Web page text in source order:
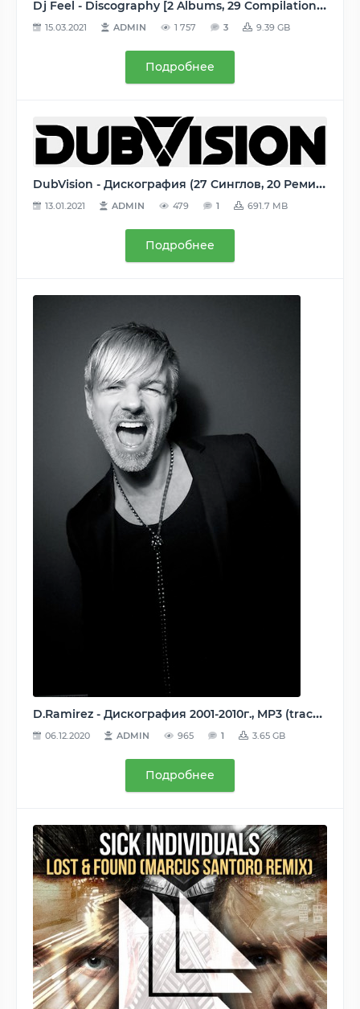
Dj Feel - Discography [2 Albums, 29 Compilations, 37 Singles, 92 Tracks & Remixes] (2005-2015) MP3 (tracks, image+.cue), [VBR, 128-320 kbps]
15.03.2021 ADMIN 1 757 3 9.39 GB
Подробнее
DubVision - Дискография (27 Синглов, 20 Ремиксов, 2 Трека) - 2010-2016, MP3, 320 kbps
13.01.2021 ADMIN 479 1 691.7 MB
Подробнее
D.Ramirez - Дискография 2001-2010г., MP3 (tracks), 320 kbps
06.12.2020 ADMIN 965 1 3.65 GB
Подробнее